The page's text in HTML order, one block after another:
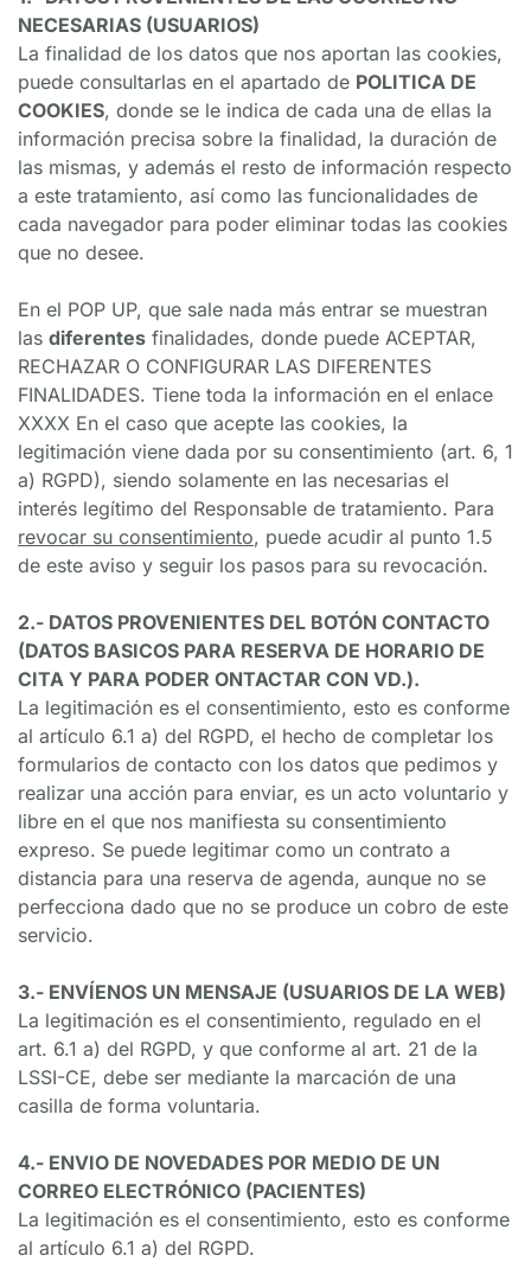
NECESARIAS (USUARIOS)
La finalidad de los datos que nos aportan las cookies,
puede consultarlas en el apartado de POLITICA DE
COOKIES, donde se le indica de cada una de ellas la
información precisa sobre la finalidad, la duración de
las mismas, y además el resto de información respecto
a este tratamiento, así como las funcionalidades de
cada navegador para poder eliminar todas las cookies
que no desee.
En el POP UP, que sale nada más entrar se muestran
las diferentes finalidades, donde puede ACEPTAR,
RECHAZAR O CONFIGURAR LAS DIFERENTES
FINALIDADES. Tiene toda la información en el enlace
XXXX En el caso que acepte las cookies, la
legitimación viene dada por su consentimiento (art. 6, 1
a) RGPD), siendo solamente en las necesarias el
revocar su consentimiento, puede acudir al punto 1.5
de este aviso y seguir los pasos para su revocación.
2.- DATOS PROVENIENTES DEL BOTÓN CONTACTO
(DATOS BASICOS PARA RESERVA DE HORARIO DE
CITA Y PARA PODER ONTACTAR CON VD.).
La legitimación es el consentimiento, esto es conforme
al artículo 6.1 a) del RGPD, el hecho de completar los
formularios de contacto con los datos que pedimos y
realizar una acción para enviar, es un acto voluntario y
libre en el que nos manifiesta su consentimiento
expreso. Se puede legitimar como un contrato a
distancia para una reserva de agenda, aunque no se
perfecciona dado que no se produce un cobro de este
servicio.
3.- ENVÍENOS UN MENSAJE (USUARIOS DE LA WEB)
La legitimación es el consentimiento, regulado en el
art. 6.1 a) del RGPD, y que conforme al art. 21 de la
LSSI-CE, debe ser mediante la marcación de una
casilla de forma voluntaria.
4.- ENVIO DE NOVEDADES POR MEDIO DE UN
CORREO ELECTRÓNICO (PACIENTES)
La legitimación es el consentimiento, esto es conforme
al artículo 6.1 a) del RGPD.